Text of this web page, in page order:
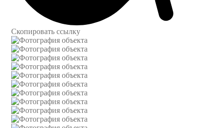
Скопировать ссылку